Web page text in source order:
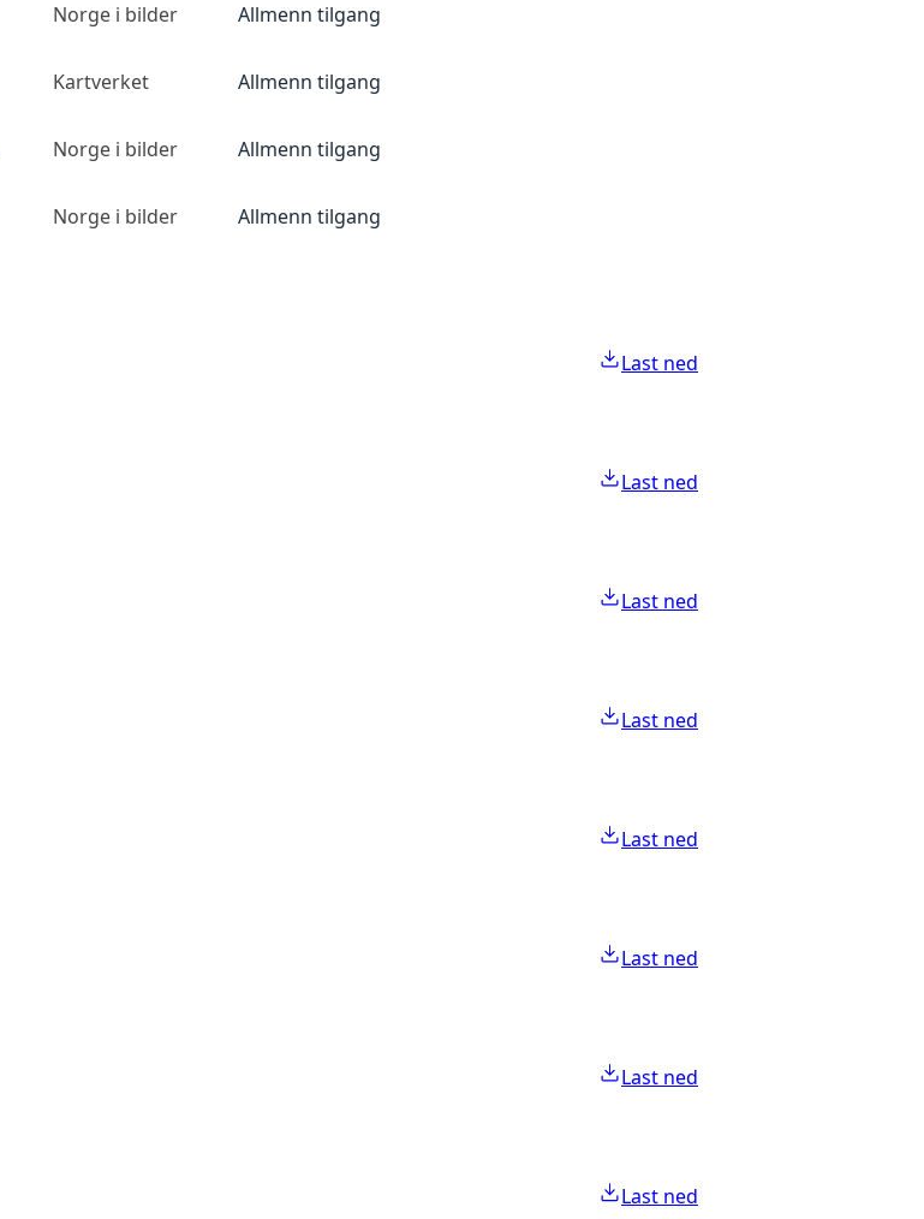
Norge i bilder Allmenn tilgang
Kartverket Allmenn tilgang
Norge i bilder Allmenn tilgang
Norge i bilder Allmenn tilgang
Last ned
Last ned
Last ned
Last ned
Last ned
Last ned
Last ned
Last ned